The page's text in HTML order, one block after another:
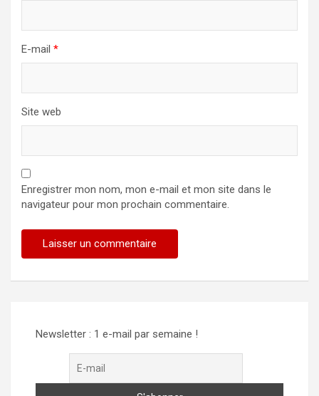
E-mail *
Site web
Enregistrer mon nom, mon e-mail et mon site dans le
navigateur pour mon prochain commentaire.
Newsletter : 1 e-mail par semaine !